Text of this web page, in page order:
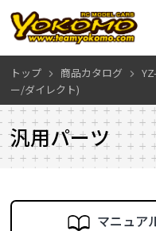
トップ 商品カタログ
ー/ダイレクト)
汎用パーツ
マニュア